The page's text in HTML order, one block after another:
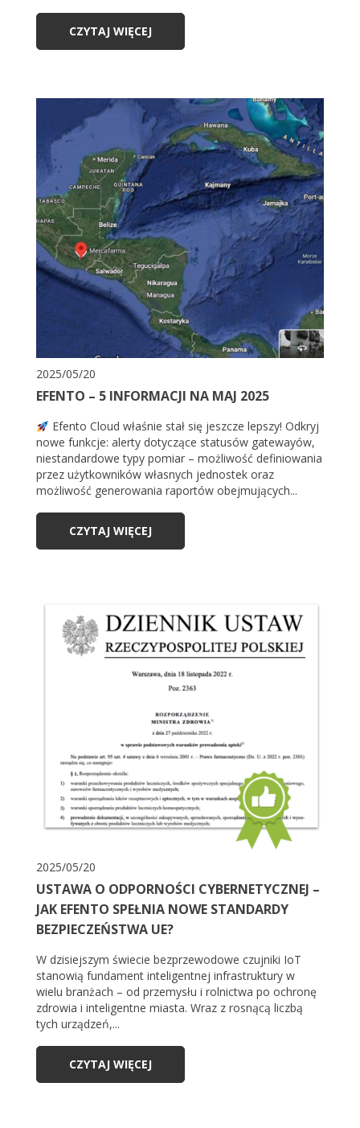
CZYTAJ WIĘCEJ
2025/05/20
EFENTO – 5 INFORMACJI NA MAJ 2025
Efento Cloud właśnie stał się jeszcze lepszy! Odkryj
nowe funkcje: alerty dotyczące statusów gatewayów,
niestandardowe typy pomiar – możliwość definiowania
przez użytkowników własnych jednostek oraz
możliwość generowania raportów obejmujących...
CZYTAJ WIĘCEJ
2025/05/20
USTAWA O ODPORNOŚCI CYBERNETYCZNEJ –
JAK EFENTO SPEŁNIA NOWE STANDARDY
BEZPIECZEŃSTWA UE?
W dzisiejszym świecie bezprzewodowe czujniki IoT
stanowią fundament inteligentnej infrastruktury w
wielu branżach – od przemysłu i rolnictwa po ochronę
zdrowia i inteligentne miasta. Wraz z rosnącą liczbą
tych urządzeń,...
CZYTAJ WIĘCEJ